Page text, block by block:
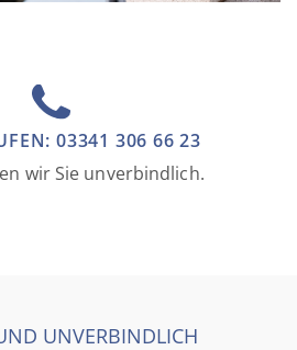
03341 306 66 23
wir Sie unverbindlich.
UNVERBINDLICH